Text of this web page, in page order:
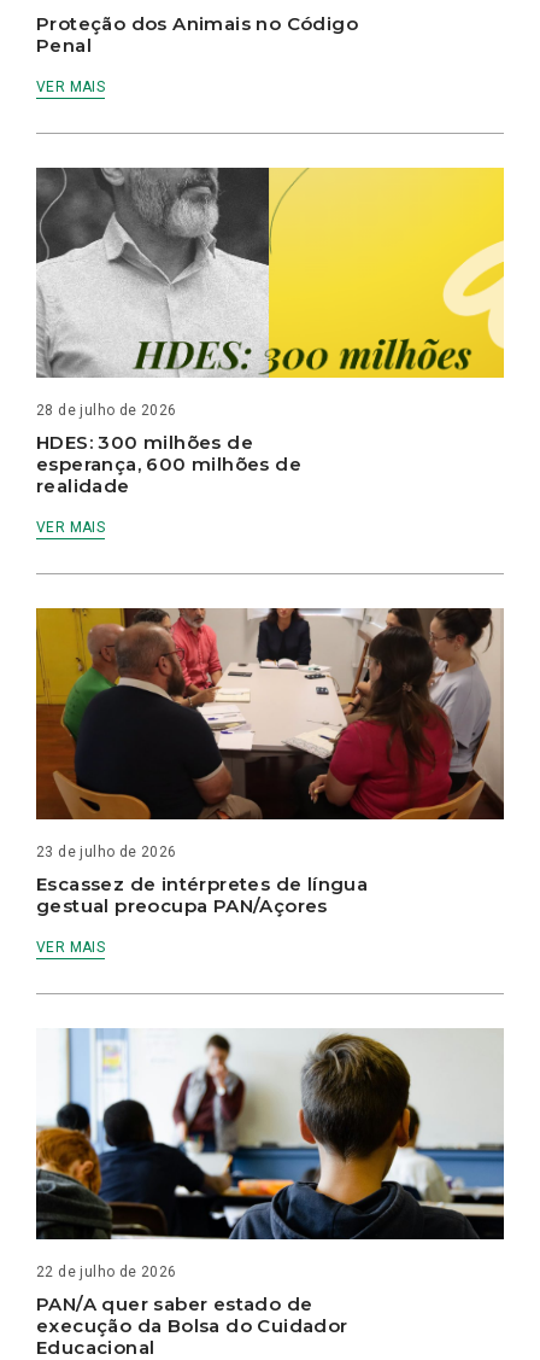
Proteção dos Animais no Código
Penal
VER MAIS
28 de julho de 2026
HDES: 300 milhões de
esperança, 600 milhões de
realidade
VER MAIS
23 de julho de 2026
Escassez de intérpretes de língua
gestual preocupa PAN/Açores
VER MAIS
22 de julho de 2026
PAN/A quer saber estado de
execução da Bolsa do Cuidador
Educacional